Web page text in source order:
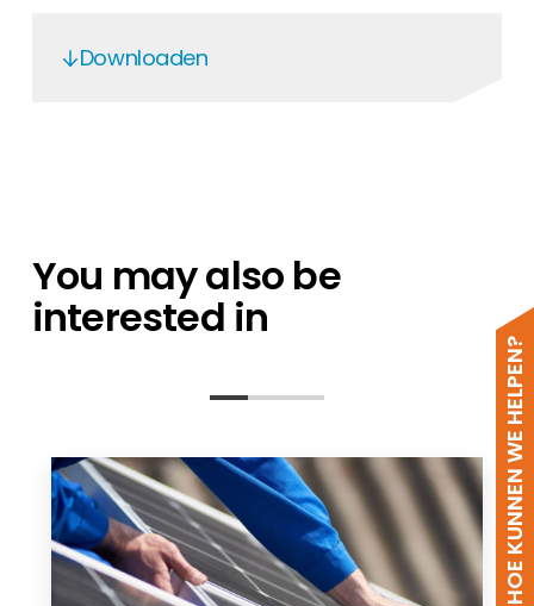
HOE KUNNEN WE HELPEN?
Downloaden
You may also be
interested in